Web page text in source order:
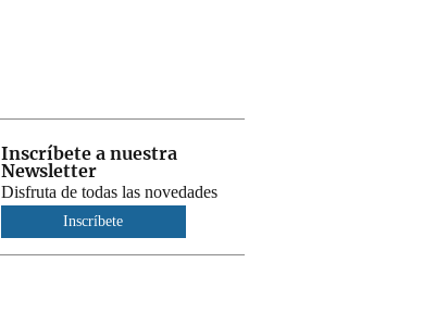
Inscríbete a nuestra
Newsletter
Disfruta de todas las novedades
Inscríbete